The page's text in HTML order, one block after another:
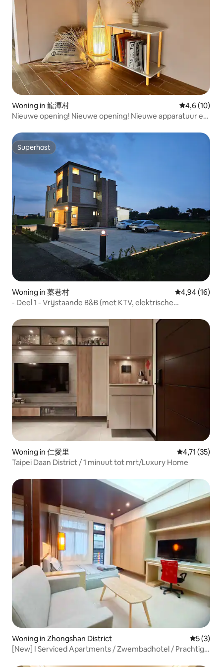
buurt.Accommodatie in een hoogbouw
met een groot bubbelbad in de kamer,
zodat je tijdens het baden kunt
genieten van het uitzicht op de nacht,
de bergen en de zee.
Woning in 龍潭村
4,6 (10)
Nieuwe opening! Nieuwe opening! Nieuwe apparatuur en
Kamers worden gerangschikt op basis van het aantal
personen
Superhost
Superhost
Woning in 蓁巷村 Gemiddelde
4,94 (16)
- Deel 1 - Vrijstaande B&B (met KTV, elektrische
zingen en barbecue onbeperkt
Woning in 仁愛里 Gemiddelde
4,71 (35)
Taipei Daan District / 1 minuut tot mrt/Luxury Home
Woning in Zhongshan District
5 (3)
[New] I Serviced Apartments / Zwembadhotel / Prachtig